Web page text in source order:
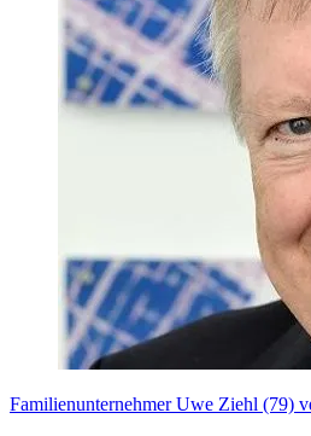
Familienunternehmer Uwe Ziehl (79)